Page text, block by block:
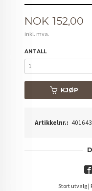
Pris
NOK 152,00
inkl. mva.
ANTALL
KJØP
Artikkelnr.:
Stort utvalg |